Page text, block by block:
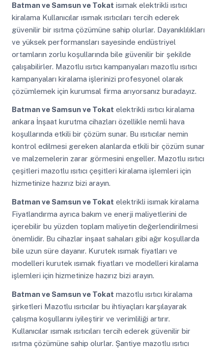
Batman ve Samsun ve Tokat isımak elektrikli ısıtıcı
kiralama Kullanıcılar ısımak ısıtıcıları tercih ederek
güvenilir bir ısıtma çözümüne sahip olurlar. Dayanıklılıkları
ve yüksek performansları sayesinde endüstriyel
ortamların zorlu koşullarında bile güvenilir bir şekilde
çalışabilirler. Mazotlu ısıtıcı kampanyaları mazotlu ısıtıcı
kampanyaları kiralama işlerinizi profesyonel olarak
çözümlemek için kurumsal firma arıyorsanız buradayız.
Batman ve Samsun ve Tokat elektrikli ısıtıcı kiralama
ankara İnşaat kurutma cihazları özellikle nemli hava
koşullarında etkili bir çözüm sunar. Bu ısıtıcılar nemin
kontrol edilmesi gereken alanlarda etkili bir çözüm sunar
ve malzemelerin zarar görmesini engeller. Mazotlu ısıtıcı
çeşitleri mazotlu ısıtıcı çeşitleri kiralama işlemleri için
hizmetinize hazırız bizi arayın.
Batman ve Samsun ve Tokat elektrikli isımak kiralama
Fiyatlandırma ayrıca bakım ve enerji maliyetlerini de
içerebilir bu yüzden toplam maliyetin değerlendirilmesi
önemlidir. Bu cihazlar inşaat sahaları gibi ağır koşullarda
bile uzun süre dayanır. Kurutek ısımak fiyatları ve
modelleri kurutek ısımak fiyatları ve modelleri kiralama
işlemleri için hizmetinize hazırız bizi arayın.
Batman ve Samsun ve Tokat mazotlu ısıtıcı kiralama
şirketleri Mazotlu ısıtıcılar bu ihtiyaçları karşılayarak
çalışma koşullarını iyileştirir ve verimliliği artırır.
Kullanıcılar ısımak ısıtıcıları tercih ederek güvenilir bir
ısıtma çözümüne sahip olurlar. Şantiye mazotlu ısıtıcı